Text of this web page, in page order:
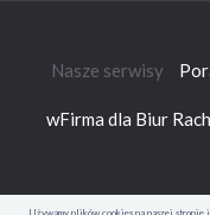
Nasze serwisy
wFirma dla Biur
Używamy plików cookies na naszej